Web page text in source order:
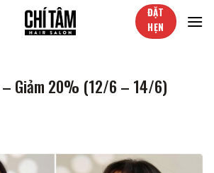
ĐẶT
HẸN
– Giảm 20% (12/6 – 14/6)